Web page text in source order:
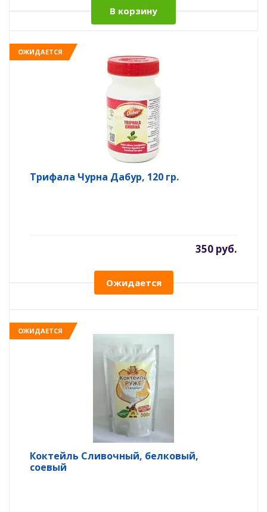
В корзину
ОЖИДАЕТСЯ
Трифала Чурна Дабур, 120 гр.
350 руб.
Ожидается
ОЖИДАЕТСЯ
Коктейль Сливочный, белковый,
соевый